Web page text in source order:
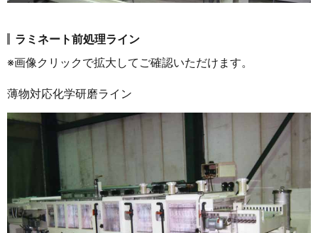
ラミネート前処理ライン
※画像クリックで拡大してご確認いただけます。
薄物対応化学研磨ライン